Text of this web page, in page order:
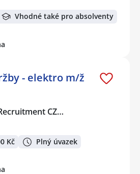
Vhodné také pro absolventy
- elektro m/ž
CZ…
Kč Plný úvazek